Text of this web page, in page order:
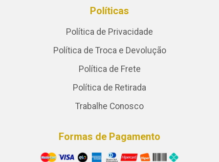
Políticas
Política de Privacidade
Política de Troca e Devolução
Política de Frete
Política de Retirada
Trabalhe Conosco
Formas de Pagamento